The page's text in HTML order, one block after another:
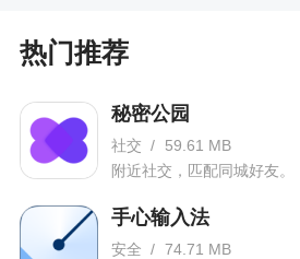
频的时候不在担心忘词，更加
时提供一键美妆美颜功能，让
象，一秒就能创作出爆款口播
进行使用
-优化产品体验
热门推荐
秘密公园
社交 /
59.61 MB
附近社交，匹配同城好友。
手心输入法
安全 / 74.71 MB